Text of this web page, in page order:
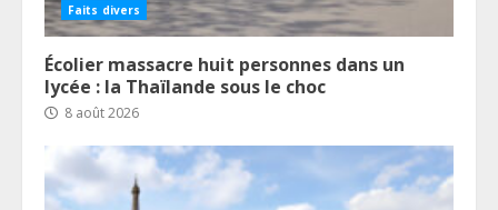
Faits divers
Écolier massacre huit personnes dans un
lycée : la Thaïlande sous le choc
8 août 2026